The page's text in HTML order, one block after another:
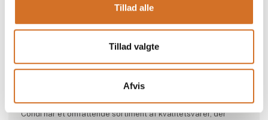
Tillad alle
Tillad valgte
Afvis
samarbejdspartner for landets konditorer, bagere og kokke.
Condi har et omfattende sortiment af kvalitetsvarer, der